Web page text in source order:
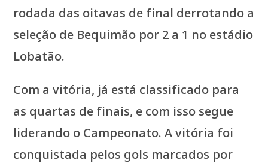
rodada das oitavas de final derrotando a
seleção de Bequimão por 2 a 1 no estádio
Lobatão.
Com a vitória, já está classificado para
as quartas de finais, e com isso segue
liderando o Campeonato. A vitória foi
conquistada pelos gols marcados por